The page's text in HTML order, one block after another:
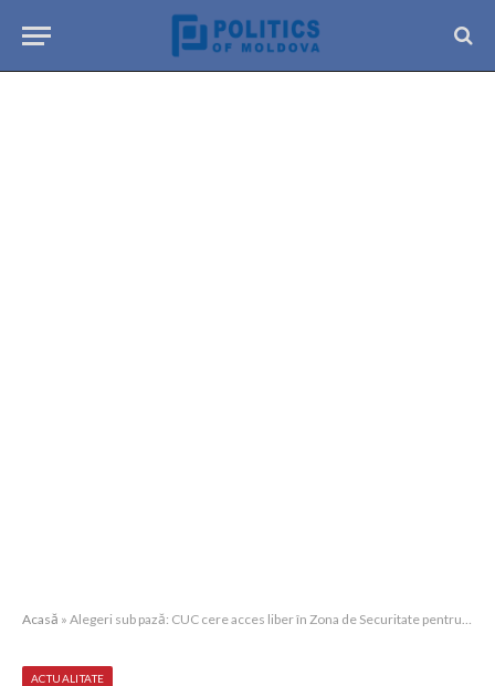
Acasă » Alegeri sub pază: CUC cere acces liber în Zona de Securitate pentru cetățeni și autorități
ACTUALITATE